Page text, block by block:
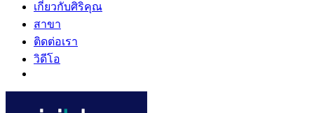
เกี่ยวกับศิริคุณ
สาขา
ติดต่อเรา
วิดีโอ